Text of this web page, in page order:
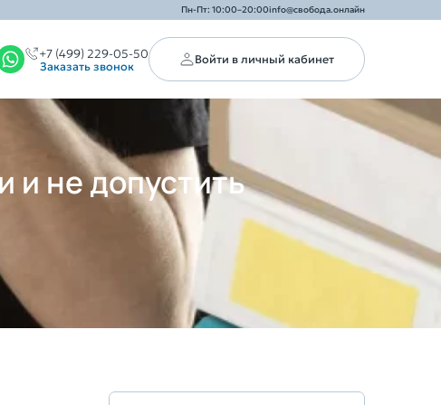
Пн-Пт: 10:00–20:00info@свобода.онлайн
+7 (499) 229-05-50
Заказать звонок
Войти в личный кабинет
и не допустить